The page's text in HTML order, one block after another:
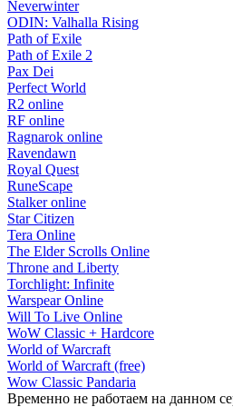
Neverwinter
ODIN: Valhalla Rising
Path of Exile
Path of Exile 2
Pax Dei
Perfect World
R2 online
RF online
Ragnarok online
Ravendawn
Royal Quest
RuneScape
Stalker online
Star Citizen
Tera Online
The Elder Scrolls Online
Throne and Liberty
Torchlight: Infinite
Warspear Online
Will To Live Online
WoW Classic + Hardcore
World of Warcraft
World of Warcraft (free)
Wow Classic Pandaria
Временно не работаем на данном